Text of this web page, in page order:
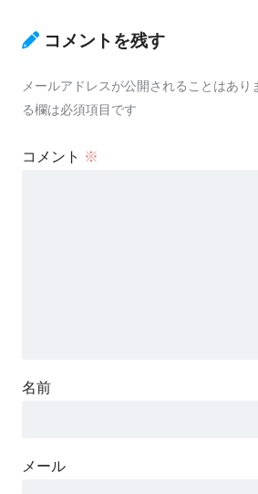
コメントを残す
メールアドレスが公開されることはあり
る欄は必須項目です
コメント ※
名前
メール